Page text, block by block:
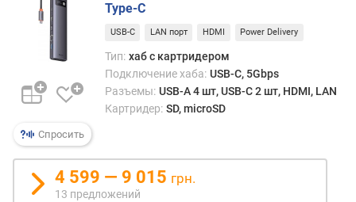
Спросить
Type-C
USB-C LAN порт HDMI Power Delivery
Тип: хаб с картридером
Подключение хаба: USB-C, 5Gbps
Разъемы: USB-A 4 шт, USB-C 2 шт, HDMI, LAN
Картридер: SD, microSD
4 599 — 9 015 грн.
13 предложений